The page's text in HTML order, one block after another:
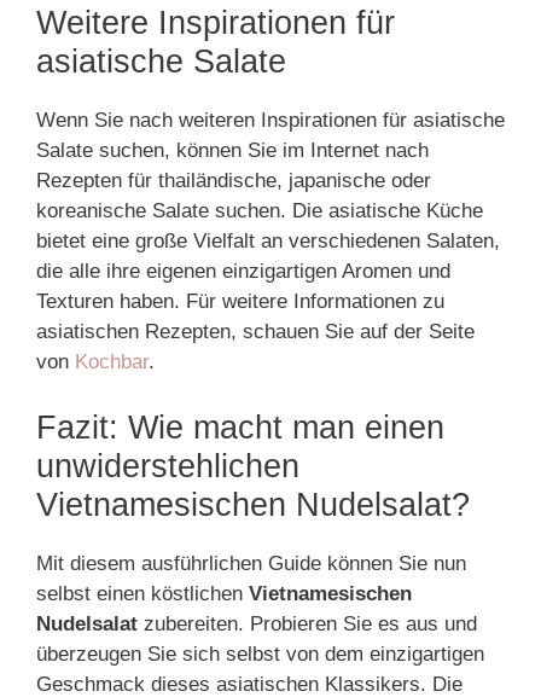
Weitere Inspirationen für
asiatische Salate
Wenn Sie nach weiteren Inspirationen für asiatische
Salate suchen, können Sie im Internet nach
Rezepten für thailändische, japanische oder
koreanische Salate suchen. Die asiatische Küche
bietet eine große Vielfalt an verschiedenen Salaten,
die alle ihre eigenen einzigartigen Aromen und
Texturen haben. Für weitere Informationen zu
asiatischen Rezepten, schauen Sie auf der Seite
von Kochbar.
Fazit: Wie macht man einen
unwiderstehlichen
Vietnamesischen Nudelsalat?
Mit diesem ausführlichen Guide können Sie nun
selbst einen köstlichen Vietnamesischen
Nudelsalat zubereiten. Probieren Sie es aus und
überzeugen Sie sich selbst von dem einzigartigen
Geschmack dieses asiatischen Klassikers. Die